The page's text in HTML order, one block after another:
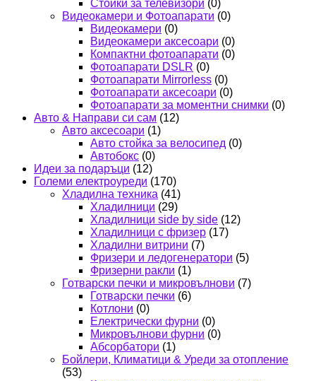
Стойки за телевизори (0)
Видеокамери и Фотоапарати (0)
Видеокамери (0)
Видеокамери аксесоари (0)
Компактни фотоапарати (0)
Фотоапарати DSLR (0)
Фотоапарати Mirrorless (0)
Фотоапарати аксесоари (0)
Фотоапарати за моментни снимки (0)
Авто & Направи си сам (12)
Авто аксесоари (1)
Авто стойка за велосипед (0)
Автобокс (0)
Идеи за подаръци (12)
Големи електроуреди (170)
Хладилна техника (41)
Хладилници (29)
Хладилници side by side (12)
Хладилници с фризер (17)
Хладилни витрини (7)
Фризери и ледогенератори (5)
Фризерни ракли (1)
Готварски печки и микровълнови (7)
Готварски печки (6)
Котлони (0)
Електрически фурни (0)
Микровълнови фурни (0)
Абсорбатори (1)
Бойлери, Климатици & Уреди за отопление
(53)